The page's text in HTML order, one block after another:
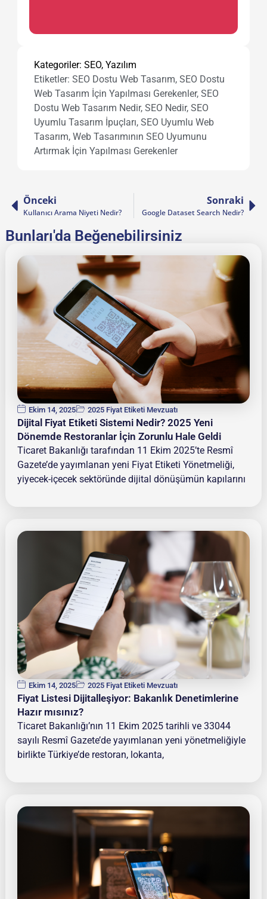
Kategoriler: SEO, Yazılım
Etiketler: SEO Dostu Web Tasarım, SEO Dostu
Web Tasarım İçin Yapılması Gerekenler, SEO
Dostu Web Tasarım Nedir, SEO Nedir, SEO
Uyumlu Tasarım İpuçları, SEO Uyumlu Web
Tasarım, Web Tasarımının SEO Uyumunu
Artırmak İçin Yapılması Gerekenler
Önceki
Kullanıcı Arama Niyeti Nedir?
Sonraki
Google Dataset Search Nedir?
Bunları'da Beğenebilirsiniz
Ekim 14, 2025 2025 Fiyat Etiketi Mevzuatı
Dijital Fiyat Etiketi Sistemi Nedir? 2025 Yeni
Dönemde Restoranlar İçin Zorunlu Hale Geldi
Ticaret Bakanlığı tarafından 11 Ekim 2025’te Resmî
Gazete’de yayımlanan yeni Fiyat Etiketi Yönetmeliği,
yiyecek-içecek sektöründe dijital dönüşümün kapılarını
Ekim 14, 2025 2025 Fiyat Etiketi Mevzuatı
Fiyat Listesi Dijitalleşiyor: Bakanlık Denetimlerine
Hazır mısınız?
Ticaret Bakanlığı’nın 11 Ekim 2025 tarihli ve 33044
sayılı Resmî Gazete’de yayımlanan yeni yönetmeliğiyle
birlikte Türkiye’de restoran, lokanta,